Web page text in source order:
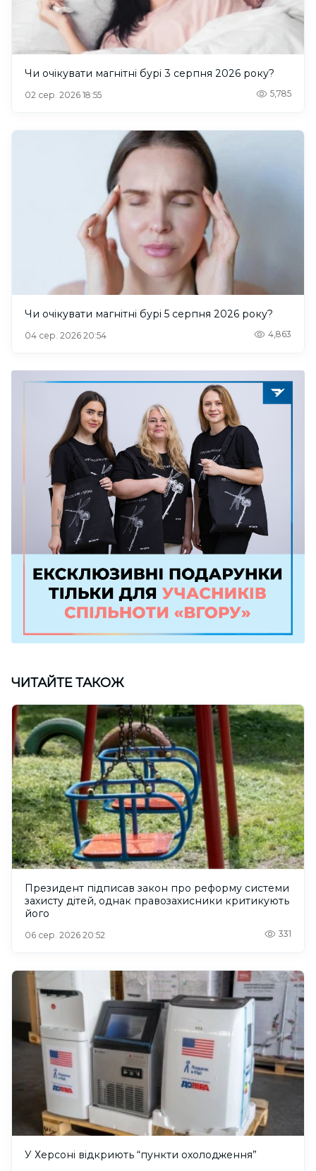
Чи очікувати магнітні бурі 3 серпня 2026 року?
02 сер. 2026 18:55 5,785
Чи очікувати магнітні бурі 5 серпня 2026 року?
04 сер. 2026 20:54 4,863
ЧИТАЙТЕ ТАКОЖ
Президент підписав закон про реформу системи
захисту дітей, однак правозахисники критикують
його
06 сер. 2026 20:52 331
У Херсоні відкриють “пункти охолодження”